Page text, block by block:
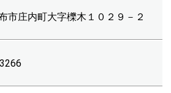
市庄内町大字櫟木１０２９－２